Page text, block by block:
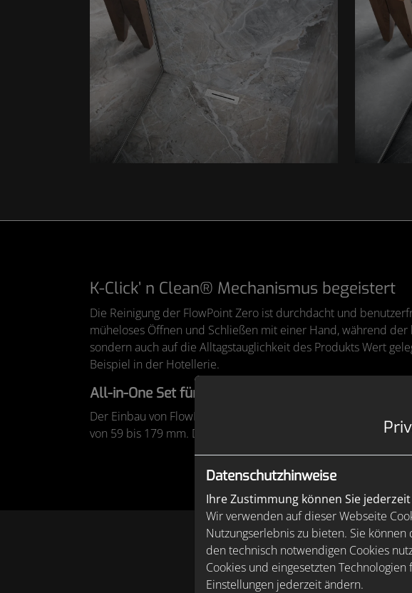
K-Click’ n Clean® Mechanismus begeistert
Die Reinigung der FlowPoint Zero ist durchdacht und
müheloses Öffnen und Schließen mit einer Hand, während
sondern auch auf die Alltagstauglichkeit des Produkts Wert
Beispiel in der Hotellerie.
All-in-One Set für schnellen Einbau
Der Einbau von FlowPoint Zero gestaltet sich ebenso einfach
von 59 bis 179 mm. Das All-in-One Set sorgt so für eine
Datenschutzhinweise
Ihre Zustimmung können Sie
Wir verwenden auf dieser Webseite
Nutzungserlebnis zu bieten. Sie
den technisch notwendigen Cookies
Cookies und eingesetzten
Einstellungen jederzeit ändern.